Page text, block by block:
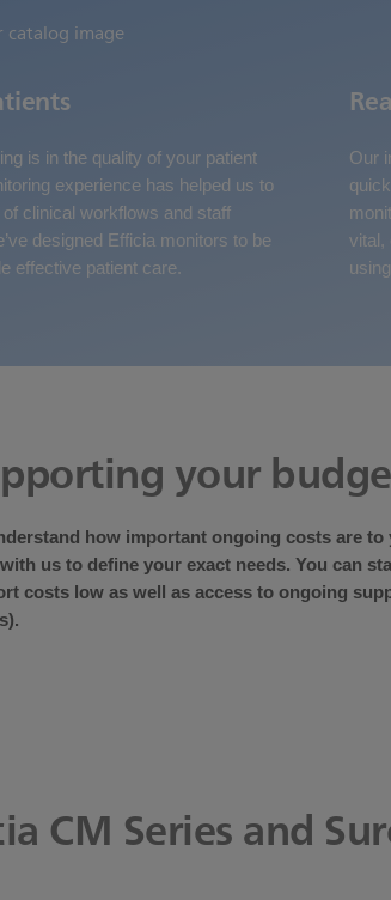
is in the quality of your patient
experience has helped us to
clinical workflows and staff
designed Efficia monitors to be
effective patient care.
Our
vital,
your
how important ongoing costs are
us to define your exact needs. You can
costs low as well as access to ongoing
CM Series and